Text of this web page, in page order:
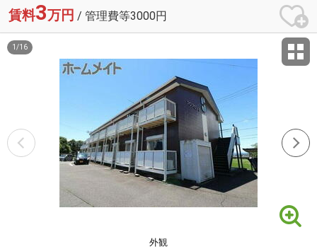
賃料3万円 / 管理費等3000円
外観
1 /16